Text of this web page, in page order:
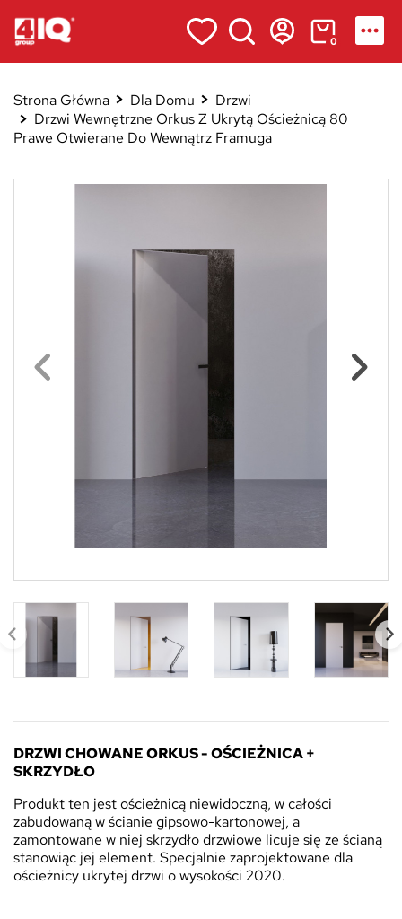
0
Strona Główna Dla Domu
Drzwi
Drzwi Wewnętrzne Orkus Z Ukrytą Ościeżnicą 80
Prawe Otwierane Do Wewnątrz Framuga
DRZWI CHOWANE ORKUS - OŚCIEŻNICA +
SKRZYDŁO
Produkt ten jest ościeżnicą niewidoczną, w całości
zabudowaną w ścianie gipsowo-kartonowej, a
zamontowane w niej skrzydło drzwiowe licuje się ze ścianą
stanowiąc jej element. Specjalnie zaprojektowane dla
ościeżnicy ukrytej drzwi o wysokości 2020.